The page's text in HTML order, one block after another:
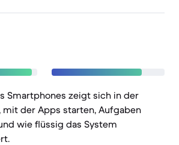
Smartphones zeigt sich in der
der Apps starten, Aufgaben
wie flüssig das System